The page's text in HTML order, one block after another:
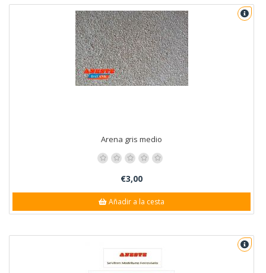
Arena gris medio
€3,00
Añadir a la cesta